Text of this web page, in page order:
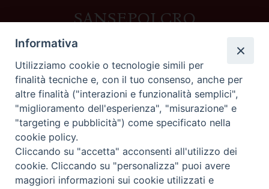
SANSEPOLCRO
Contatti
Piazza del Duomo,1 - 52100 Arezzo
segreteria@diocesi.arezzo.it
Informativa privacy
Informativa
Utilizziamo cookie o tecnologie simili per
finalità tecniche e, con il tuo consenso, anche per
altre finalità ("interazioni e funzionalità semplici",
"miglioramento dell'esperienza", "misurazione" e
"targeting e pubblicità") come specificato nella
cookie policy.
Cliccando su "accetta" acconsenti all'utilizzo dei
cookie. Cliccando su "personalizza" puoi avere
maggiori informazioni sui cookie utilizzati e